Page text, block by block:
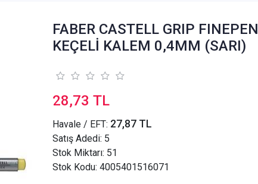
FABER CASTELL GRIP FINEPEN
KEÇELİ KALEM 0,4MM (SARI)
28,73 TL
Havale / EFT: 27,87 TL
Satış Adedi: 5
Stok Miktarı: 51
Stok Kodu: 4005401516071